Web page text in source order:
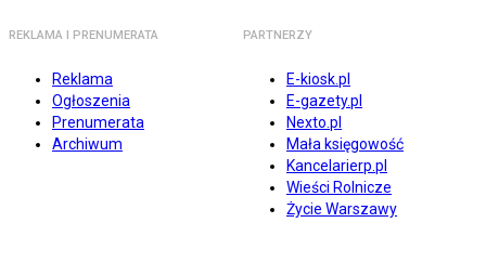
REKLAMA I PRENUMERATA
Reklama
Ogłoszenia
Prenumerata
Archiwum
PARTNERZY
E-kiosk.pl
E-gazety.pl
Nexto.pl
Mała księgowość
Kancelarierp.pl
Wieści Rolnicze
Życie Warszawy